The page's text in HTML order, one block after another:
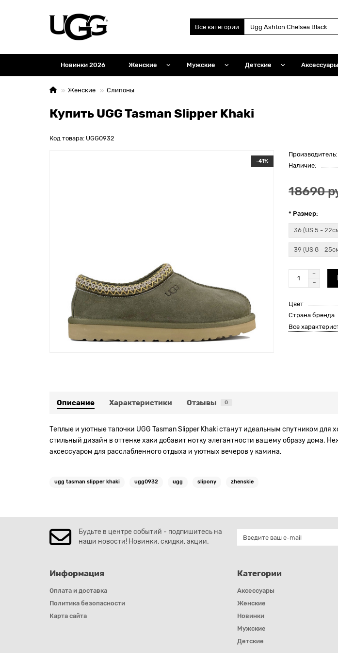
Все категории
Новинки 2026 Женские Мужские Детские Аксессуары
Женские Слипоны
Купить UGG Tasman Slipper Khaki
Код товара: UGG0932
-41%
Производитель:
Наличие:
18690
* Размер:
36 (US 5 -
39 (US 8 -
Цвет
Страна бренда
Все
Описание Характеристики Отзывы 0
Теплые и уютные тапочки UGG Tasman Slipper Khaki станут идеальным спутником
стильный дизайн в оттенке хаки добавит нотку элегантности вашему образу дома.
аксессуаром для расслабленного отдыха и уютных вечеров у камина.
ugg tasman slipper khaki ugg0932 ugg slipony zhenskie
Будьте в центре событий - подпишитесь на
наши новости! Новинки, скидки, акции.
Информация
Оплата и доставка
Политика безопасности
Карта сайта
Категории
Аксессуары
Женские
Новинки
Мужские
Детские